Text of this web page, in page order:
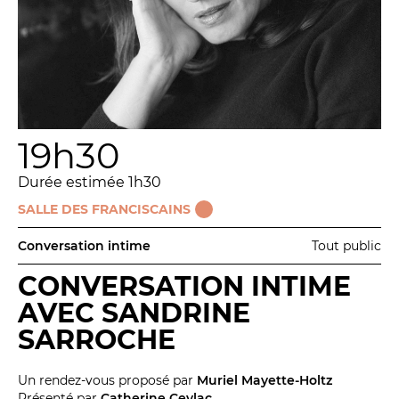
La Troupe et les élèves de l'ERACM
Les Partenaires
LA SAISON
TOUTE LA SAISON
Les Spectacles
Le Calendrier
Productions & coproductions
Les Tournées
LES RENDEZ-VOUS
19h30
Durée estimée 1h30
SALLE DES FRANCISCAINS
Conversation intime Tout public
CONVERSATION INTIME
AVEC SANDRINE
SARROCHE
Un rendez-vous proposé par Muriel Mayette-Holtz